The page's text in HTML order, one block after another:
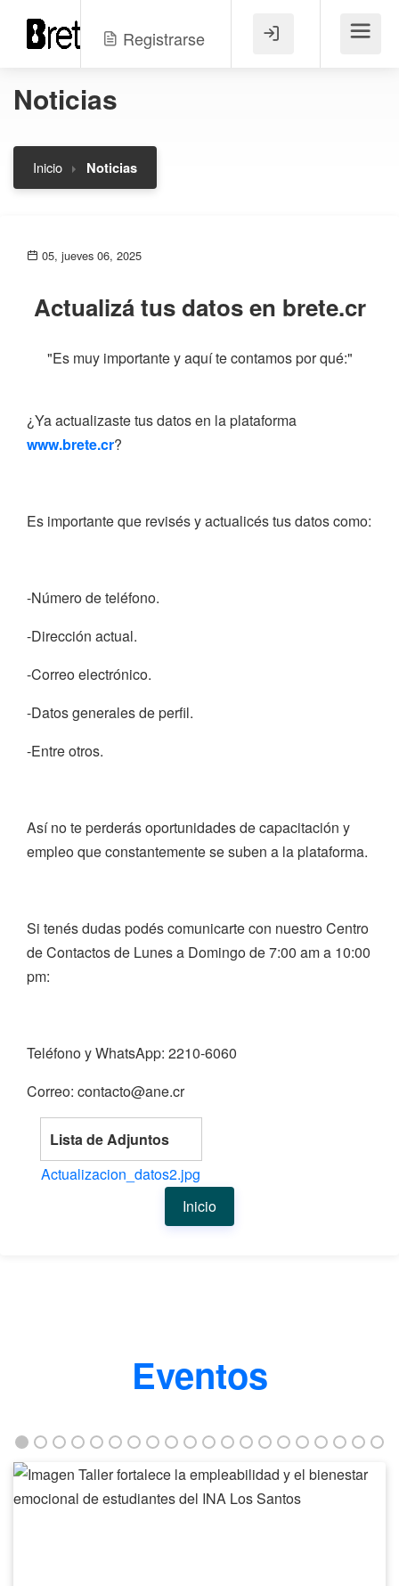
Registrarse Menú
Noticias
Inicio Noticias
05, jueves 06, 2025
Actualizá tus datos en brete.cr
"Es muy importante y aquí te contamos por qué:"
¿Ya actualizaste tus datos en la plataforma
www.brete.cr?
Es importante que revisés y actualicés tus datos como:
-Número de teléfono.
-Dirección actual.
-Correo electrónico.
-Datos generales de perfil.
-Entre otros.
Así no te perderás oportunidades de capacitación y
empleo que constantemente se suben a la plataforma.
Si tenés dudas podés comunicarte con nuestro Centro
de Contactos de Lunes a Domingo de 7:00 am a 10:00
pm:
Teléfono y WhatsApp: 2210-6060
Correo: contacto@ane.cr
Lista de Adjuntos
Actualizacion_datos2.jpg
Inicio
Eventos
Taller
fortalece